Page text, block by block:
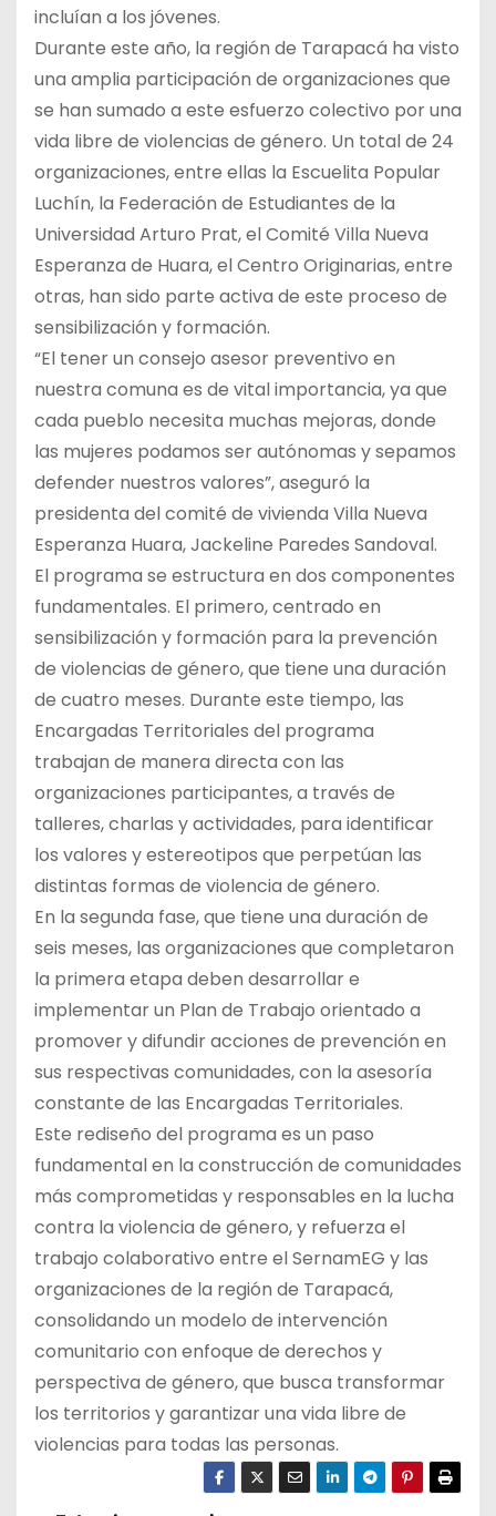
incluían a los jóvenes.
Durante este año, la región de Tarapacá ha visto
una amplia participación de organizaciones que
se han sumado a este esfuerzo colectivo por una
vida libre de violencias de género. Un total de 24
organizaciones, entre ellas la Escuelita Popular
Luchín, la Federación de Estudiantes de la
Universidad Arturo Prat, el Comité Villa Nueva
Esperanza de Huara, el Centro Originarias, entre
otras, han sido parte activa de este proceso de
sensibilización y formación.
“El tener un consejo asesor preventivo en
nuestra comuna es de vital importancia, ya que
cada pueblo necesita muchas mejoras, donde
las mujeres podamos ser autónomas y sepamos
defender nuestros valores”, aseguró la
presidenta del comité de vivienda Villa Nueva
Esperanza Huara, Jackeline Paredes Sandoval.
El programa se estructura en dos componentes
fundamentales. El primero, centrado en
sensibilización y formación para la prevención
de violencias de género, que tiene una duración
de cuatro meses. Durante este tiempo, las
Encargadas Territoriales del programa
trabajan de manera directa con las
organizaciones participantes, a través de
talleres, charlas y actividades, para identificar
los valores y estereotipos que perpetúan las
distintas formas de violencia de género.
En la segunda fase, que tiene una duración de
seis meses, las organizaciones que completaron
la primera etapa deben desarrollar e
implementar un Plan de Trabajo orientado a
promover y difundir acciones de prevención en
sus respectivas comunidades, con la asesoría
constante de las Encargadas Territoriales.
Este rediseño del programa es un paso
fundamental en la construcción de comunidades
más comprometidas y responsables en la lucha
contra la violencia de género, y refuerza el
trabajo colaborativo entre el SernamEG y las
organizaciones de la región de Tarapacá,
consolidando un modelo de intervención
comunitario con enfoque de derechos y
perspectiva de género, que busca transformar
los territorios y garantizar una vida libre de
violencias para todas las personas.